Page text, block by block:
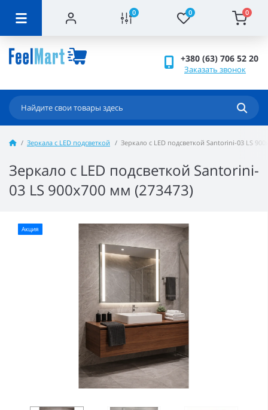
0 0 0
+380 (63) 706 52 20
Заказать звонок
Зеркала с LED подсветкой Зеркало с LED подсветкой Santorini-03 LS
Зеркало с LED подсветкой Santorini-
03 LS 900x700 мм (273473)
Акция